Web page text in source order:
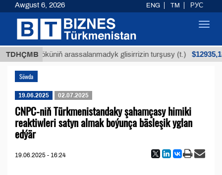
TDHÇMB
Buýan köküniň arassalanmadyk glisirrizin turşusy (t.) $12935,18
Söwda
19.06.2025 02.07.2025
CNPC-niň Türkmenistandaky şahamçasy himiki
reaktiwleri satyn almak boýunça bäsleşik yglan
edýär
19.06.2025 - 16:24
Awgust 6, 2026 ENG TM РУС